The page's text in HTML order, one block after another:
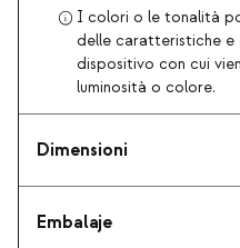
I colori o le tonalità
delle caratteristiche e
dispositivo con cui
luminosità o colore.
Dimensioni
Embalaje